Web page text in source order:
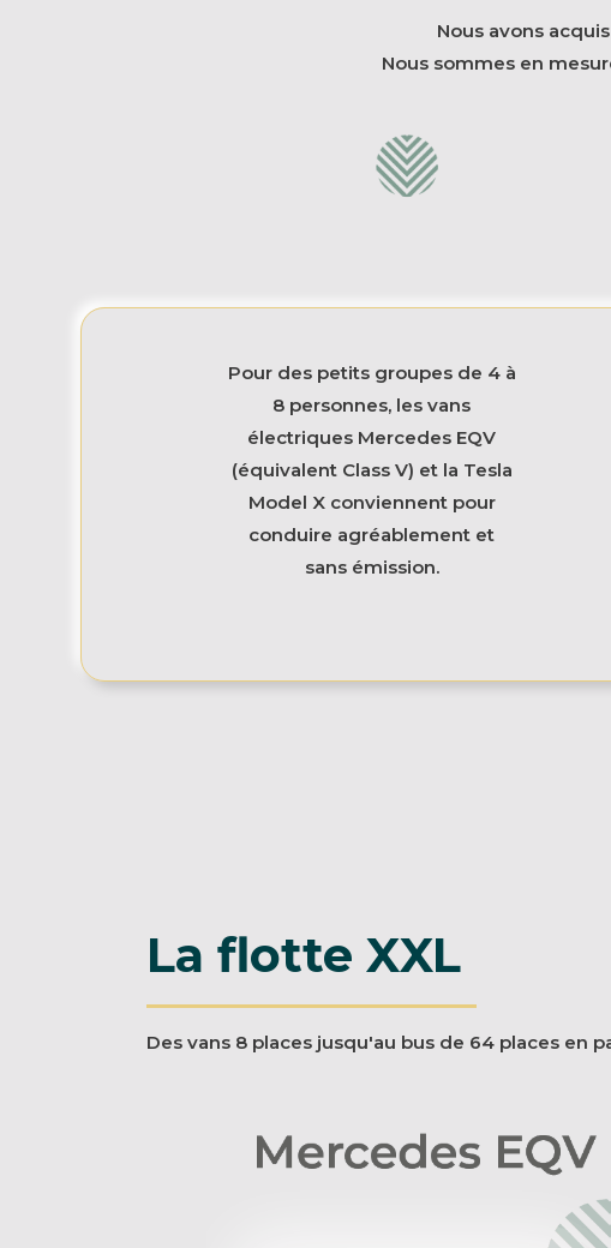
Nous avons
Nous sommes en
Pour des petits groupes de 4 à
8 personnes, les vans
électriques Mercedes EQV
(équivalent Class V) et la Tesla
Model X conviennent pour
conduire agréablement et
sans émission.
La flotte XXL
Des vans 8 places jusqu'au bus de 64 places en